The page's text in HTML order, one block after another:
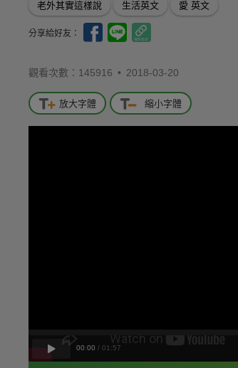
老外其實這樣說 生活英文 愛 英文
分享給好友：
觀看次數：145916 • 2018-03-20
放大字體 縮小字體